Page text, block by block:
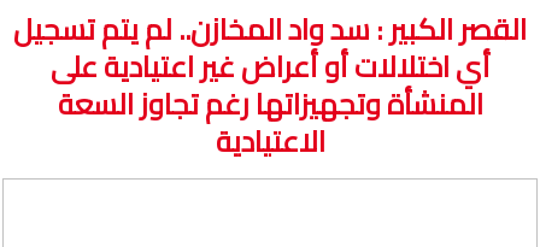
القصر الكبير : سد واد المخازن.. لم يتم تسجيل
أي اختلالات أو أعراض غير اعتيادية على
المنشأة وتجهيزاتها رغم تجاوز السعة
الاعتيادية